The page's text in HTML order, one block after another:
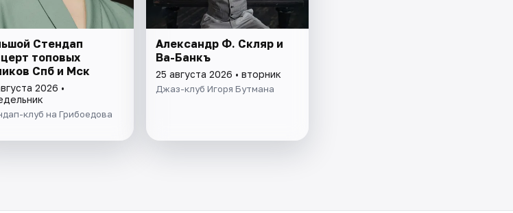
Стендап
топовых
Спб и Мск
2026 •
клуб на Грибоедова
Александр Ф. Скляр и
Ва-Банкъ
25 августа 2026 • вторник
Джаз-клуб Игоря Бутмана